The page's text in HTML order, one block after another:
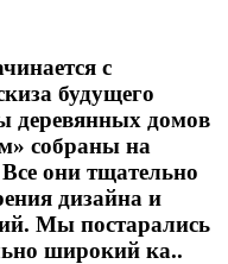
с
будущего
деревянных домов
собраны на
они тщательно
дизайна и
Мы постарались
широкий ка..